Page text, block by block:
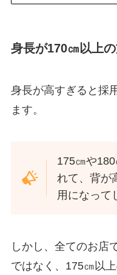
身長が170㎝以上
身長が高すぎると採
ます。
175㎝や
れて、背が
用になって
しかし、全てのお店
ではなく、175㎝以